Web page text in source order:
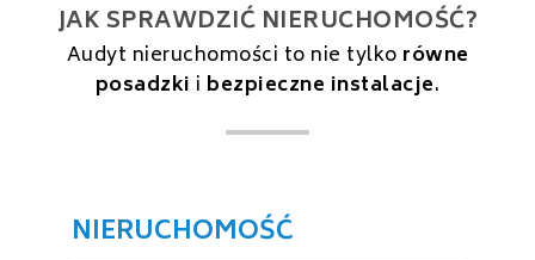
JAK SPRAWDZIĆ NIERUCHOMOŚĆ?
Audyt nieruchomości to nie tylko równe
posadzki i bezpieczne instalacje.
NIERUCHOMOŚĆ